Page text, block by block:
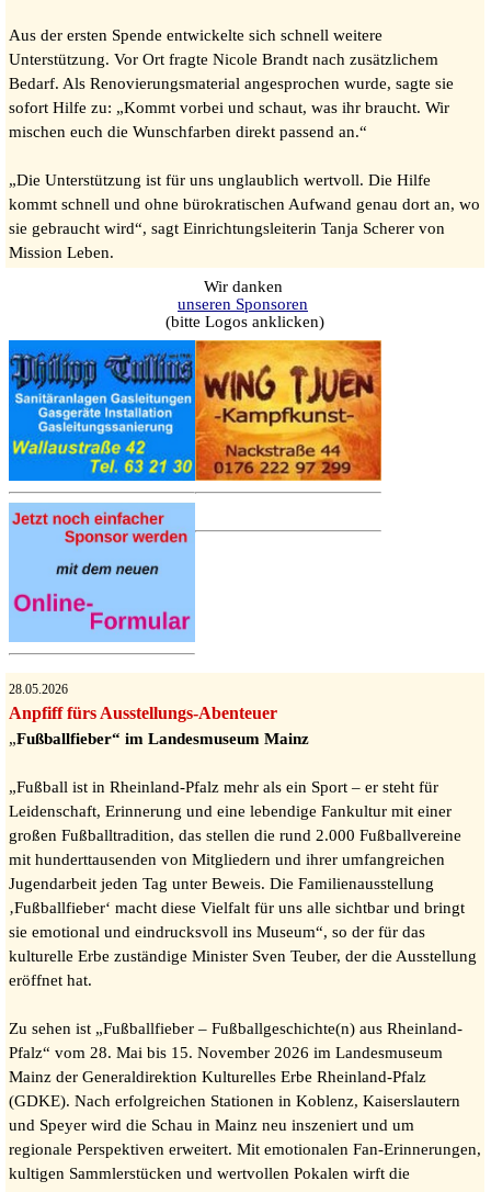
Aus der ersten Spende entwickelte sich schnell weitere
Unterstützung. Vor Ort fragte Nicole Brandt nach zusätzlichem
Bedarf. Als Renovierungsmaterial angesprochen wurde, sagte sie
sofort Hilfe zu: „Kommt vorbei und schaut, was ihr braucht. Wir
mischen euch die Wunschfarben direkt passend an.“
„Die Unterstützung ist für uns unglaublich wertvoll. Die Hilfe
kommt schnell und ohne bürokratischen Aufwand genau dort an, wo
sie gebraucht wird“, sagt Einrichtungsleiterin Tanja Scherer von
Mission Leben.
Wir danken
unseren Sponsoren
(bitte Logos anklicken)
28.05.2026
Anpfiff fürs Ausstellungs-Abenteuer
„Fußballfieber“ im Landesmuseum Mainz
„Fußball ist in Rheinland-Pfalz mehr als ein Sport – er steht für
Leidenschaft, Erinnerung und eine lebendige Fankultur mit einer
großen Fußballtradition, das stellen die rund 2.000 Fußballvereine
mit hunderttausenden von Mitgliedern und ihrer umfangreichen
Jugendarbeit jeden Tag unter Beweis. Die Familienausstellung
‚Fußballfieber‘ macht diese Vielfalt für uns alle sichtbar und bringt
sie emotional und eindrucksvoll ins Museum“, so der für das
kulturelle Erbe zuständige Minister Sven Teuber, der die Ausstellung
eröffnet hat.
Zu sehen ist „Fußballfieber – Fußballgeschichte(n) aus Rheinland-
Pfalz“ vom 28. Mai bis 15. November 2026 im Landesmuseum
Mainz der Generaldirektion Kulturelles Erbe Rheinland-Pfalz
(GDKE). Nach erfolgreichen Stationen in Koblenz, Kaiserslautern
und Speyer wird die Schau in Mainz neu inszeniert und um
regionale Perspektiven erweitert. Mit emotionalen Fan-Erinnerungen,
kultigen Sammlerstücken und wertvollen Pokalen wirft die